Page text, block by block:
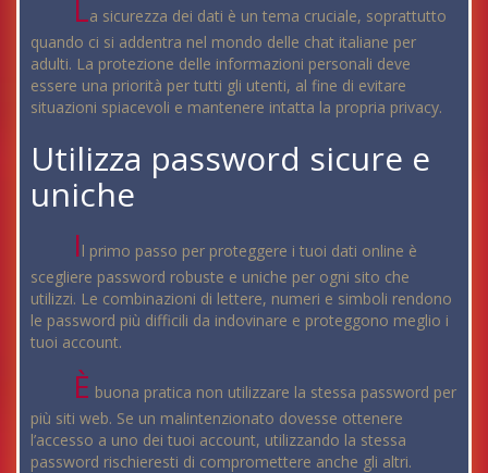
La sicurezza dei dati è un tema cruciale, soprattutto
quando ci si addentra nel mondo delle chat italiane per
adulti. La protezione delle informazioni personali deve
essere una priorità per tutti gli utenti, al fine di evitare
situazioni spiacevoli e mantenere intatta la propria privacy.
Utilizza password sicure e
uniche
Il primo passo per proteggere i tuoi dati online è
scegliere password robuste e uniche per ogni sito che
utilizzi. Le combinazioni di lettere, numeri e simboli rendono
le password più difficili da indovinare e proteggono meglio i
tuoi account.
È buona pratica non utilizzare la stessa password per
più siti web. Se un malintenzionato dovesse ottenere
l’accesso a uno dei tuoi account, utilizzando la stessa
password rischieresti di compromettere anche gli altri.